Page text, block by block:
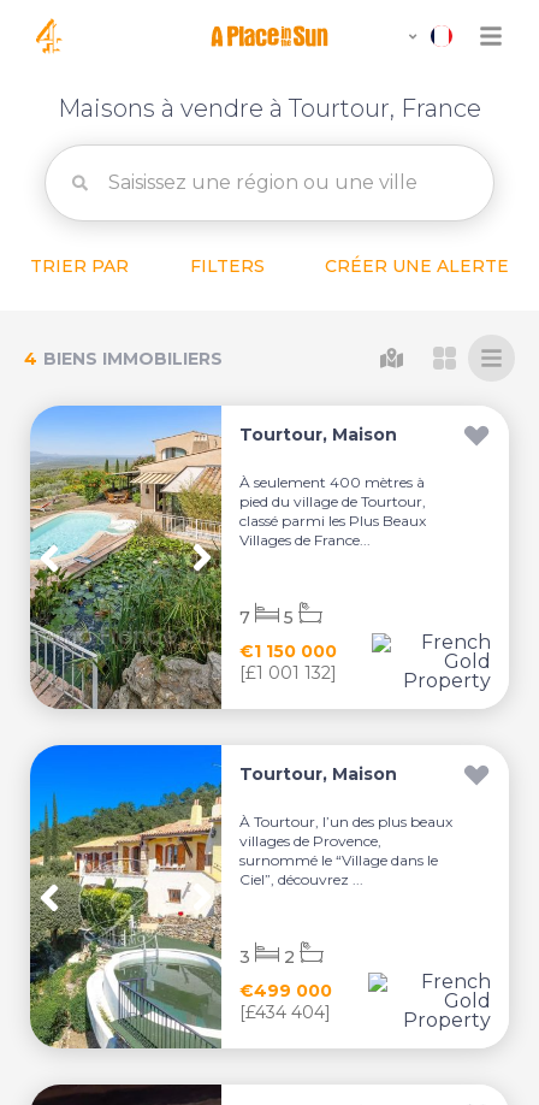
Maisons à vendre à Tourtour, France
TRIER PAR FILTERS CRÉER UNE ALERTE
4 BIENS IMMOBILIERS
Tourtour, Maison
À seulement 400 mètres à
pied du village de Tourtour,
classé parmi les Plus Beaux
Villages de France...
€1 150 000
[£1 001 132]
7 5
Tourtour, Maison
À Tourtour, l’un des plus beaux
villages de Provence,
surnommé le “Village dans le
Ciel”, découvrez ...
€499 000
[£434 404]
3 2